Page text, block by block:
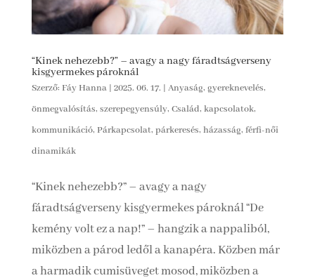
“Kinek nehezebb?” – avagy a nagy fáradtságverseny
kisgyermekes pároknál
Szerző: Fáy Hanna| 2025. 06. 17. | Anyaság, gyereknevelés,
önmegvalósítás, szerepegyensúly, Család, kapcsolatok,
kommunikáció, Párkapcsolat, párkeresés, házasság, férfi-női
dinamikák
“Kinek nehezebb?” – avagy a nagy
fáradtságverseny kisgyermekes pároknál “De
kemény volt ez a nap!” – hangzik a nappaliból,
miközben a párod ledől a kanapéra. Közben már
a harmadik cumisüveget mosod, miközben a